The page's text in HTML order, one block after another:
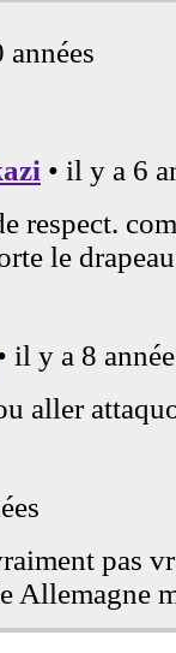
1474
1465
1460
1457
1450
1438
1428
1427